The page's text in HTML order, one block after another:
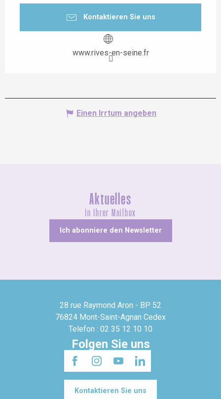
Kontaktieren Sie uns
www.rives-en-seine.fr
Einen Irrtum angeben
Aktuelles
In Ihrer Mailbox
Ich abonniere den Newsletter
28 rue Raymond Aron - BP 52
76824 Mont-Saint-Agnan Cedex
Telefon : 02 35 12 10 10
Folgen Sie uns
Kontaktieren Sie uns